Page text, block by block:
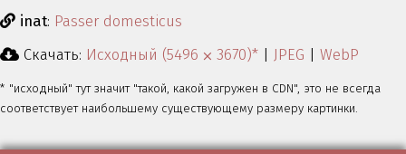
inat: Passer domesticus
Скачать: Исходный (5496 ⨉ 3670)* | JPEG | WebP
* "исходный" тут значит "такой, какой загружен в CDN", это не всегда
соответствует наибольшему существующему размеру картинки.